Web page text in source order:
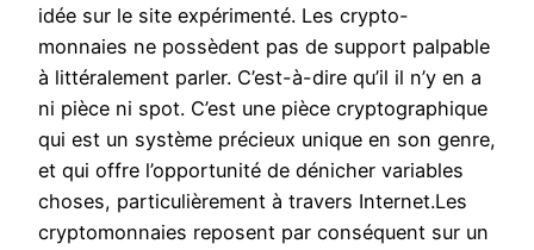
idée sur le site expérimenté. Les crypto-
monnaies ne possèdent pas de support palpable
à littéralement parler. C’est-à-dire qu’il il n’y en a
ni pièce ni spot. C’est une pièce cryptographique
qui est un système précieux unique en son genre,
et qui offre l’opportunité de dénicher variables
choses, particulièrement à travers Internet.Les
cryptomonnaies reposent par conséquent sur un